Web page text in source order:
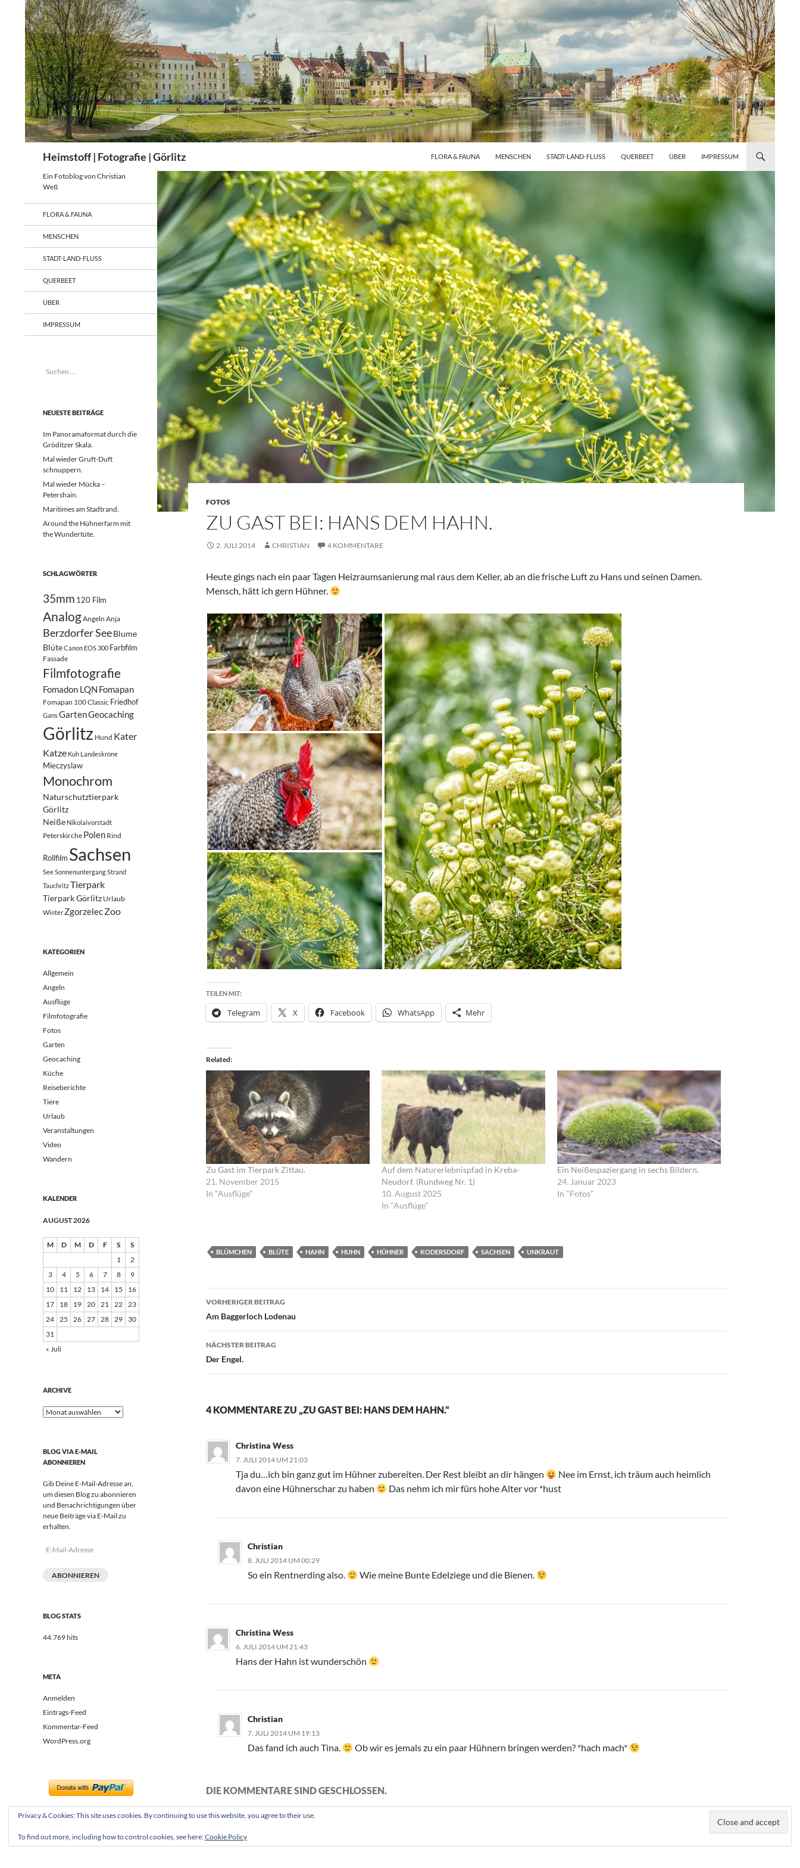
springen
Heimstoff | Fotografie | Görlitz FLORA & FAUNA MENSCHEN STADT-LAND-FLUSS QUERBEET ÜBER IMPRESSUM
FOTOS
ZU GAST BEI: HANS DEM HAHN.
2. JULI 2014 CHRISTIAN 4 KOMMENTARE
Heute gings nach ein paar Tagen Heizraumsanierung mal raus dem Keller, ab an die frische Luft zu Hans und seinen Damen.
Mensch, hätt ich gern Hühner.
TEILEN MIT:
Telegram X Facebook WhatsApp Mehr
Related
Zu Gast im Tierpark Zittau.
21. November 2015
In "Ausflüge"
Auf dem Naturerlebnispfad in Kreba-
Neudorf. (Rundweg Nr. 1)
10. August 2025
In "Ausflüge"
Ein Neißespaziergang in sechs Bildern.
24. Januar 2023
In "Fotos"
BLÜMCHEN BLÜTE HAHN HUHN HÜHNER KODERSDORF SACHSEN UNKRAUT
Beitragsnavigation
VORHERIGER BEITRAG
Am Baggerloch Lodenau
NÄCHSTER BEITRAG
Der Engel.
4 KOMMENTARE ZU „ZU GAST BEI: HANS DEM HAHN.“
Christina Wess
7. JULI 2014 UM 21:03
Tja du…ich bin ganz gut im Hühner zubereiten. Der Rest bleibt an dir hängen
Nee im Ernst, ich träum auch heimlich
davon eine Hühnerschar zu haben
Das nehm ich mir fürs hohe Alter vor *hust
Christian
8. JULI 2014 UM 00:29
So ein Rentnerding also. Wie meine Bunte Edelziege und die Bienen.
Christina Wess
6. JULI 2014 UM 21:43
Hans der Hahn ist wunderschön
Christian
7. JULI 2014 UM 19:13
Das fand ich auch Tina. Ob wir es jemals zu ein paar Hühnern bringen werden? *hach mach*
DIE KOMMENTARE SIND GESCHLOSSEN.
Ein Fotoblog von Christian
Weß
FLORA & FAUNA
MENSCHEN
STADT-LAND-FLUSS
QUERBEET
ÜBER
IMPRESSUM
Suchen
NEUESTE BEITRÄGE
Im Panoramaformat durch die
Gröditzer Skala.
Mal wieder Gruft-Duft
schnuppern.
Mal wieder Mücka –
Petershain.
Maritimes am Stadtrand.
Around the Hühnerfarm mit
the Wundertüte.
SCHLAGWÖRTER
35mm 120 Film
AnalogAngeln Anja
Berzdorfer SeeBlume
BlüteCanon EOS 300 Farbfilm
Fassade
Filmfotografie
Fomadon LQN Fomapan
Fomapan 100 Classic Friedhof
GansGartenGeocaching
Görlitz Hund Kater
Katze Kuh Landeskrone
Mieczyslaw
Monochrom
Naturschutztierpark
Görlitz
Neiße Nikolaivorstadt
Peterskirche Polen Rind
Rollfilm Sachsen
SeeSonnenuntergangStrand
TauchritzTierpark
Tierpark Görlitz Urlaub
Winter ZgorzelecZoo
KATEGORIEN
Allgemein
Angeln
Ausflüge
Filmfotografie
Fotos
Garten
Geocaching
Küche
Reiseberichte
Tiere
Urlaub
Veranstaltungen
Video
Wandern
KALENDER
AUGUST 2026
M D M D F S
S
1
2
3
4 5 6 7 8
9
10
11 12 13 14 15
16
17
18 19 20 21 22 23
24 25 26 27 28 29
30
31
« Juli
ARCHIVE
Archive
BLOG VIA E-MAIL
ABONNIEREN
Gib Deine E-Mail-Adresse an,
um diesen Blog zu abonnieren
und Benachrichtigungen über
neue Beiträge via E-Mail zu
erhalten.
E-
ABONNIEREN
BLOG STATS
44.769 hits
META
Anmelden
Eintrags-Feed
Kommentar-Feed
WordPress.org
Privacy & Cookies: This site uses cookies. By continuing to use this website, you agree to their use.
To find out more, including how to control cookies, see here:Cookie Policy